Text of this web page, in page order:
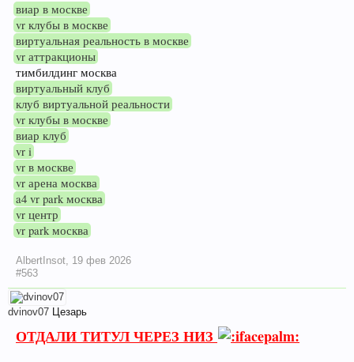
виар в москве
vr клубы в москве
виртуальная реальность в москве
vr аттракционы
тимбилдинг москва
виртуальный клуб
клуб виртуальной реальности
vr клубы в москве
виар клуб
vr i
vr в москве
vr арена москва
a4 vr park москва
vr центр
vr park москва
AlbertInsot 19 фев 2026
#563
dvinov07 Цезарь
ОТДАЛИ ТИТУЛ ЧЕРЕЗ НИЗ